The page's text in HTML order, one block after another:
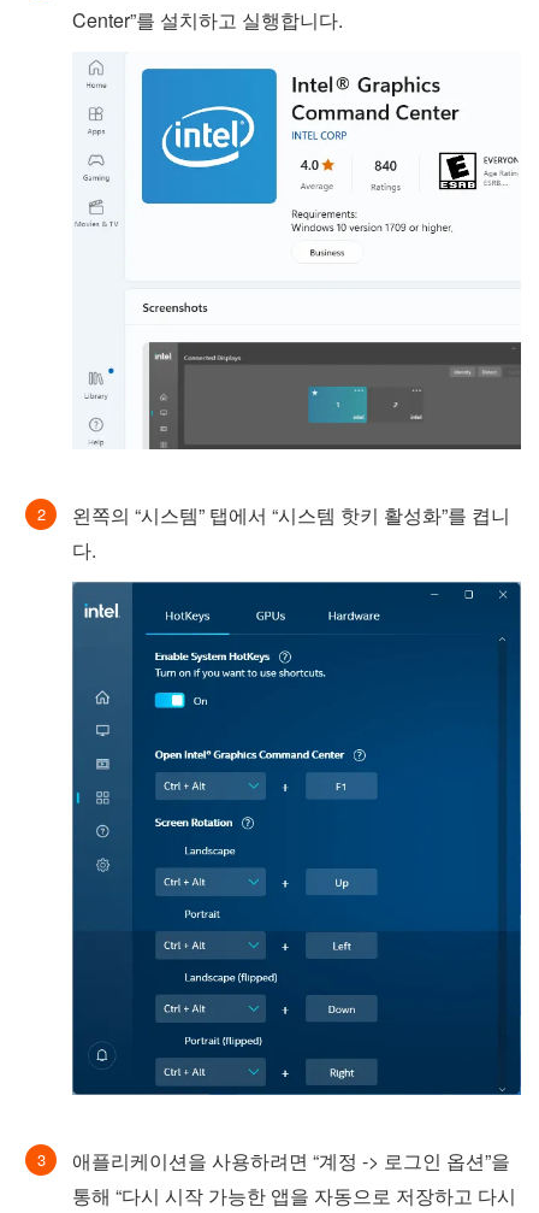
Center”를 설치하고 실행합니다.
왼쪽의 “시스템” 탭에서 “시스템 핫키 활성화”를 켭니
다.
애플리케이션을 사용하려면 “계정 -> 로그인 옵션”을
통해 “다시 시작 가능한 앱을 자동으로 저장하고 다시